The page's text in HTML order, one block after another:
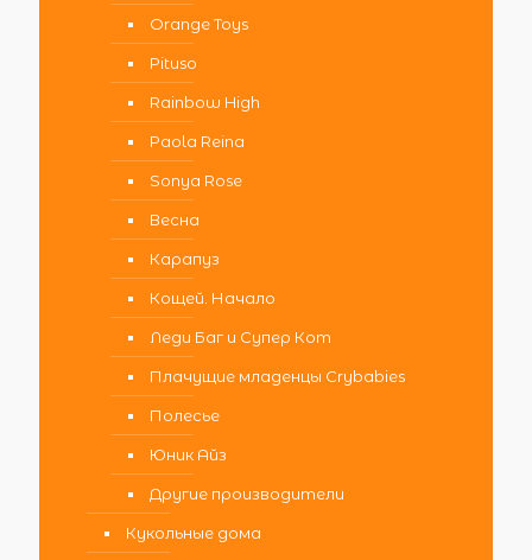
Orange Toys
Pituso
Rainbow High
Paola Reina
Sonya Rose
Весна
Карапуз
Кощей. Начало
Леди Баг и Супер Кот
Плачущие младенцы Crybabies
Полесье
Юник Айз
Другие производители
Кукольные дома